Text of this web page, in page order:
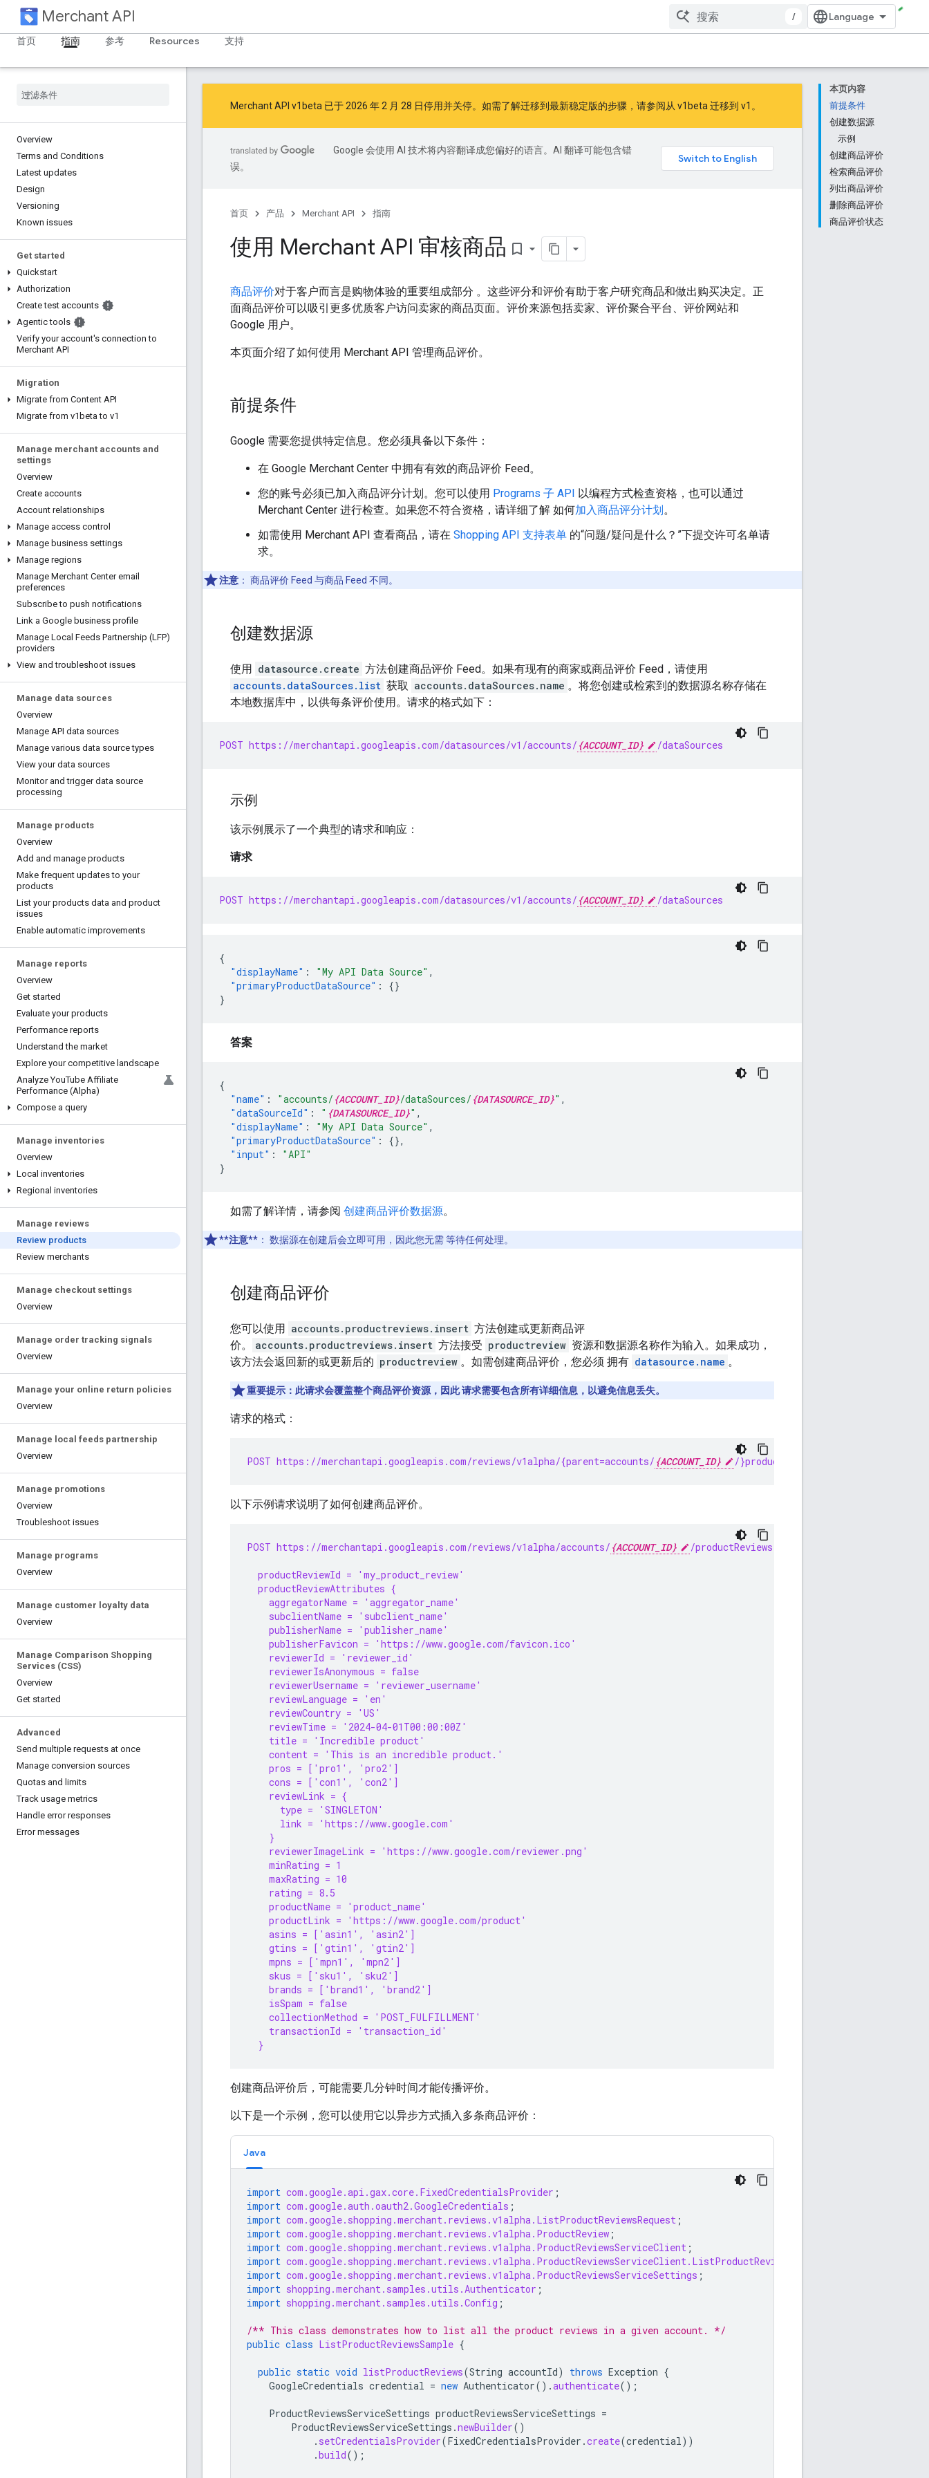
Merchant API
/
首页
指南 参考 Resources 支持
Overview
Terms and Conditions
Latest updates
Design
Versioning
Known issues
Get started
Quickstart
Authorization
Create test accounts
Agentic tools
Verify your account's connection to
Merchant API
Migration
Migrate from Content API
Migrate from v1beta to v1
Manage merchant accounts and
settings
Overview
Create accounts
Account relationships
Manage access control
Manage business settings
Manage regions
Manage Merchant Center email
preferences
Subscribe to push notifications
Link a Google business profile
Manage Local Feeds Partnership (LFP)
providers
View and troubleshoot issues
Manage data sources
Overview
Manage API data sources
Manage various data source types
View your data sources
Monitor and trigger data source
processing
Manage products
Overview
Add and manage products
Make frequent updates to your
products
List your products data and product
issues
Enable automatic improvements
Manage reports
Overview
Get started
Evaluate your products
Performance reports
Understand the market
Explore your competitive landscape
Analyze YouTube Affiliate
Performance (Alpha)
Compose a query
Manage inventories
Overview
Local inventories
Regional inventories
Manage reviews
Review products
Review merchants
Manage checkout settings
Overview
Manage order tracking signals
Overview
Manage your online return policies
Overview
Manage local feeds partnership
Overview
Manage promotions
Overview
Troubleshoot issues
Manage programs
Overview
Manage customer loyalty data
Overview
Manage Comparison Shopping
Services (CSS)
Overview
Get started
Advanced
Send multiple requests at once
Manage conversion sources
Quotas and limits
Track usage metrics
Handle error responses
Error messages
本页内容
前提条件
创建数据源
示例
创建商品评价
检索商品评价
列出商品评价
删除商品评价
商品评价状态
Merchant API v1beta 已于 2026 年 2 月 28 日停用并关停。如需了解迁移到最新稳定版的步骤，请参阅从 v1beta 迁移到 v1 。
Google 会使用 AI 技术将内容翻译成您偏好的语言。AI 翻译可能包含错
误。
首页 产品 Merchant API 指南
使用 Merchant API 审核商品 bookmark_border
商品评价对于客户而言是购物体验的重要组成部分 。这些评分和评价有助于客户研究商品和做出购买决定。正
面商品评价可以吸引更多优质客户访问卖家的商品页面。评价来源包括卖家、评价聚合平台、评价网站和
Google 用户。
本页面介绍了如何使用 Merchant API 管理商品评价。
前提条件
Google 需要您提供特定信息。您必须具备以下条件：
在 Google Merchant Center 中拥有有效的商品评价 Feed。
您的账号必须已加入商品评分计划。您可以使用 Programs 子 API 以编程方式检查资格，也可以通过
Merchant Center 进行检查。如果您不符合资格，请详细了解 如何加入商品评分计划。
如需使用 Merchant API 查看商品，请在 Shopping API 支持表单 的“问题/疑问是什么？”下提交许可名单请
求。
注意 ： 商品评价 Feed 与商品 Feed 不同。
创建数据源
使用 datasource.create 方法创建商品评价 Feed。如果有现有的商家或商品评价 Feed，请使用
accounts.dataSources.list 获取 accounts.dataSources.name 。将您创建或检索到的数据源名称存储在
本地数据库中，以供每条评价使用。请求的格式如下：
POST https://merchantapi.googleapis.com/datasources/v1/accounts/ {ACCOUNT_ID} /dataSources
示例
该示例展示了一个典型的请求和响应：
请求
POST https://merchantapi.googleapis.com/datasources/v1/accounts/ {ACCOUNT_ID} /dataSources
{
"displayName" : "My API Data Source" ,
"primaryProductDataSource" :
{}
}
答案
{
"name" : "accounts/ {ACCOUNT_ID}/dataSources/ {DATASOURCE_ID}" ,
"dataSourceId" : " {DATASOURCE_ID}" ,
"displayName" : "My API Data Source" ,
"primaryProductDataSource" :
{},
"input" :
"API"
}
如需了解详情，请参阅 创建商品评价数据源。
**注意** ： 数据源在创建后会立即可用，因此您无需 等待任何处理。
创建商品评价
您可以使用 accounts.productreviews.insert 方法创建或更新商品评
价。
accounts.productreviews.insert 方法接受 productreview 资源和数据源名称作为输入。如果成功，
该方法会返回新的或更新后的 productreview 。如需创建商品评价，您必须 拥有 datasource.name 。
重要提示：此请求会覆盖整个商品评价资源，因此 请求需要包含所有详细信息，以避免信息丢失。
请求的格式：
POST https://merchantapi.googleapis.com/reviews/v1alpha/{parent=accounts/ {ACCOUNT_ID} /}productReviews:insert
以下示例请求说明了如何创建商品评价。
POST https://merchantapi.googleapis.com/reviews/v1alpha/accounts/ {ACCOUNT_ID} /productReviews:insert?dataSource=accounts/
  productReviewId = 'my_product_review'
  productReviewAttributes {
    aggregatorName = 'aggregator_name'
    subclientName = 'subclient_name'
    publisherName = 'publisher_name'
    publisherFavicon = 'https://www.google.com/favicon.ico'
    reviewerId = 'reviewer_id'
    reviewerIsAnonymous = false
    reviewerUsername = 'reviewer_username'
    reviewLanguage = 'en'
    reviewCountry = 'US'
    reviewTime = '2024-04-01T00:00:00Z'
    title = 'Incredible product'
    content = 'This is an incredible product.'
    pros = ['pro1', 'pro2']
    cons = ['con1', 'con2']
    reviewLink = {
      type = 'SINGLETON'
      link = 'https://www.google.com'
    }
    reviewerImageLink = 'https://www.google.com/reviewer.png'
    minRating = 1
    maxRating = 10
    rating = 8.5
    productName = 'product_name'
    productLink = 'https://www.google.com/product'
    asins = ['asin1', 'asin2']
    gtins = ['gtin1', 'gtin2']
    mpns = ['mpn1', 'mpn2']
    skus = ['sku1', 'sku2']
    brands = ['brand1', 'brand2']
    isSpam = false
    collectionMethod = 'POST_FULFILLMENT'
    transactionId = 'transaction_id'
  }
创建商品评价后，可能需要几分钟时间才能传播评价。
以下是一个示例，您可以使用它以异步方式插入多条商品评价：
Java
import com.google.api.gax.core.FixedCredentialsProvider ;
import com.google.auth.oauth2.GoogleCredentials ;
import com.google.shopping.merchant.reviews.v1alpha.ListProductReviewsRequest ;
import com.google.shopping.merchant.reviews.v1alpha.ProductReview ;
import com.google.shopping.merchant.reviews.v1alpha.ProductReviewsServiceClient ;
import com.google.shopping.merchant.reviews.v1alpha.ProductReviewsServiceClient.ListProductReviewsPagedResponse
import com.google.shopping.merchant.reviews.v1alpha.ProductReviewsServiceSettings ;
import shopping.merchant.samples.utils.Authenticator ;
import shopping.merchant.samples.utils.Config ;
/** This class demonstrates how to list all the product reviews in a given account. */
public class ListProductReviewsSample {
public static void listProductReviews(String accountId) throws Exception {
GoogleCredentials credential = new Authenticator().authenticate();
ProductReviewsServiceSettings productReviewsServiceSettings =
ProductReviewsServiceSettings .newBuilder()
. setCredentialsProvider(FixedCredentialsProvider .create(credential))
.build();